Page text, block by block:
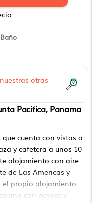
otras
Pacifica, Panama
cuenta con vistas a
y cafetera a unos 10
alojamiento con aire
de Las Americas y
el propio alojamiento.
con nevera y